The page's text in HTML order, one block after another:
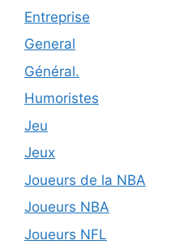
Entreprise
General
Général.
Humoristes
Jeu
Jeux
Joueurs de la NBA
Joueurs NBA
Joueurs NFL